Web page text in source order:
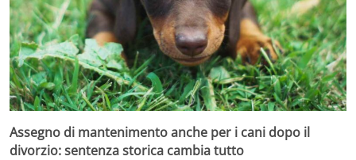
Assegno di mantenimento anche per i cani dopo il
divorzio: sentenza storica cambia tutto